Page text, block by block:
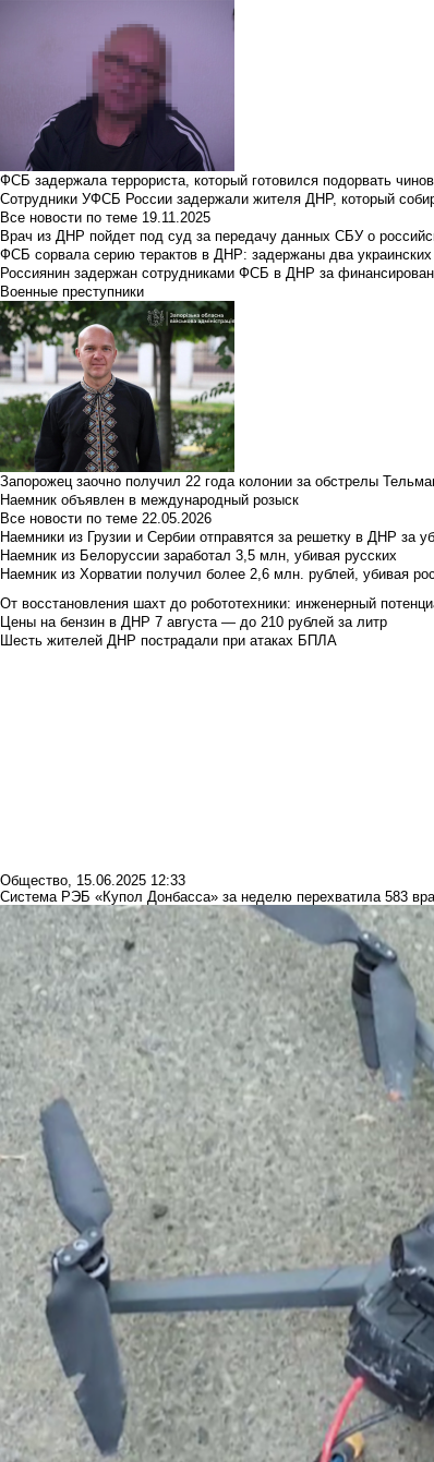
ФСБ задержала террориста, который готовился подорвать
Сотрудники УФСБ России задержали жителя ДНР, который
Все новости по теме 19.11.2025
Врач из ДНР пойдет под суд за передачу данных СБУ о
ФСБ сорвала серию терактов в ДНР: задержаны два украинских
Россиянин задержан сотрудниками ФСБ в ДНР за
Военные преступники
Запорожец заочно получил 22 года колонии за обстрелы
Наемник объявлен в международный розыск
Все новости по теме 22.05.2026
Наемники из Грузии и Сербии отправятся за решетку в ДНР за
Наемник из Белоруссии заработал 3,5 млн, убивая русских
Наемник из Хорватии получил более 2,6 млн. рублей, убивая
От восстановления шахт до робототехники: инженерный
Цены на бензин в ДНР 7 августа — до 210 рублей за литр
Шесть жителей ДНР пострадали при атаках БПЛА
Общество 15.06.2025 12:33
Система РЭБ «Купол Донбасса» за неделю перехватила 583